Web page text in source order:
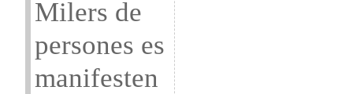
Milers de
persones es
manifesten